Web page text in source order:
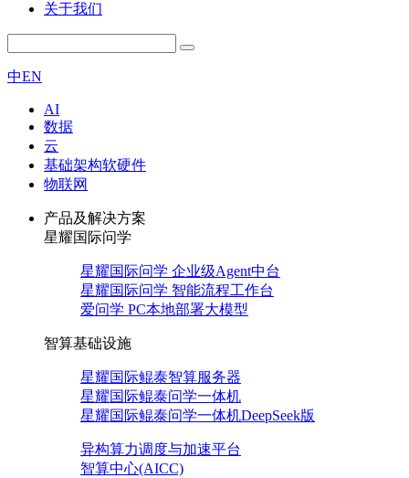
关于我们
中EN
AI
数据
云
基础架构软硬件
物联网
产品及解决方案
星耀国际问学
星耀国际问学 企业级Agent中台
星耀国际问学 智能流程工作台
爱问学 PC本地部署大模型
智算基础设施
星耀国际鲲泰智算服务器
星耀国际鲲泰问学一体机
星耀国际鲲泰问学一体机DeepSeek版
异构算力调度与加速平台
智算中心(AICC)